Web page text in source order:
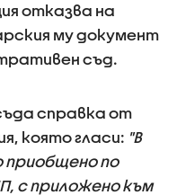
отказва на
му документ
съд.
справка от
която гласи: "В
приобщено по
с приложено към